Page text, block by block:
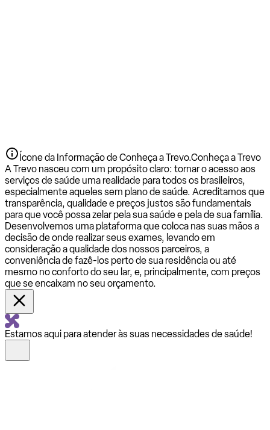
Ícone da Informação de Conheça a Trevo.Conheça a Trevo
A Trevo nasceu com um propósito claro: tornar o acesso aos
serviços de saúde uma realidade para todos os brasileiros,
especialmente aqueles sem plano de saúde. Acreditamos que
transparência, qualidade e preços justos são fundamentais
para que você possa zelar pela sua saúde e pela de sua família.
Desenvolvemos uma plataforma que coloca nas suas mãos a
decisão de onde realizar seus exames, levando em
consideração a qualidade dos nossos parceiros, a
conveniência de fazê-los perto de sua residência ou até
mesmo no conforto do seu lar, e, principalmente, com preços
que se encaixam no seu orçamento.
Estamos aqui para atender às suas necessidades de saúde!